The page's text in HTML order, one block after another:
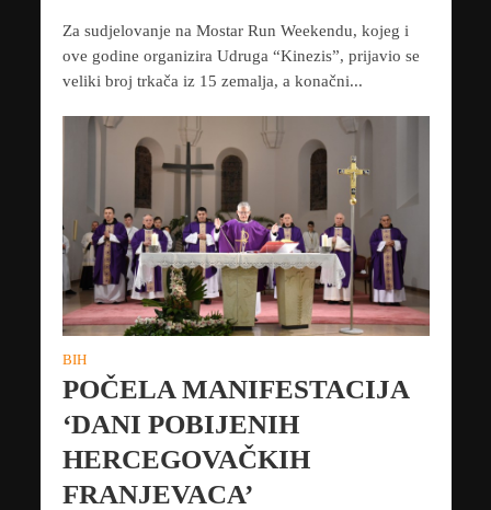
Za sudjelovanje na Mostar Run Weekendu, kojeg i
ove godine organizira Udruga “Kinezis”, prijavio se
veliki broj trkača iz 15 zemalja, a konačni...
BIH
POČELA MANIFESTACIJA
‘DANI POBIJENIH
HERCEGOVAČKIH
FRANJEVACA’